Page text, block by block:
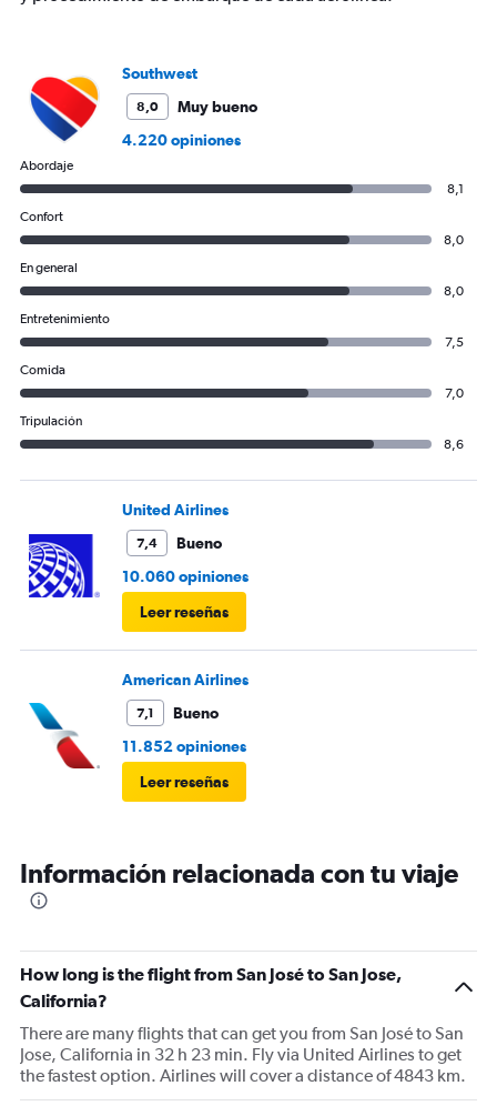
Southwest
8,0
Muy bueno
4.220 opiniones
Abordaje
8,1
Confort
8,0
En general
8,0
Entretenimiento
7,5
Comida
7,0
Tripulación
8,6
United Airlines
7,4
Bueno
10.060 opiniones
Leer reseñas
American Airlines
7,1
Bueno
11.852 opiniones
Leer reseñas
Información relacionada con tu viaje
How long is the flight from San José to San Jose,
California?
There are many flights that can get you from San José to San
Jose, California in 32 h 23 min. Fly via United Airlines to get
the fastest option. Airlines will cover a distance of 4843 km.